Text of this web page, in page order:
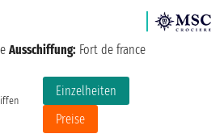
Einzelheiten
Preise
Ausschiffung: Fort de france